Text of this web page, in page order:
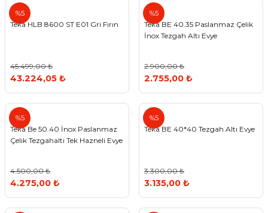
%5
Teka
Teka HLB 8600 ST E01 Gri Fırın
45.499,00 ₺
43.224,05 ₺
%5
Teka
Teka BE 40.35 Paslanmaz Çelik
İnox Tezgah Altı Evye
2.900,00 ₺
2.755,00 ₺
%5
Teka
Teka Be 50.40 İnox Paslanmaz
Çelik Tezgahaltı Tek Hazneli Evye
4.500,00 ₺
4.275,00 ₺
%5
Teka
Teka BE 40*40 Tezgah Altı Evye
3.300,00 ₺
3.135,00 ₺